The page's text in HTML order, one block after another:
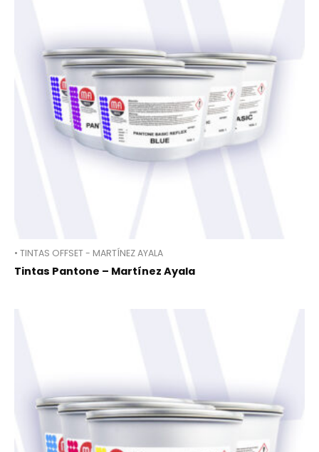
• TINTAS OFFSET - MARTÍNEZ AYALA
Tintas Pantone – Martínez Ayala